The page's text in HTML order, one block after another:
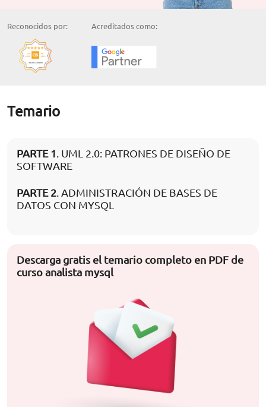
Reconocidos por: Acreditados como:
Temario
PARTE 1. UML 2.0: PATRONES DE DISEÑO DE
SOFTWARE
PARTE 2. ADMINISTRACIÓN DE BASES DE
DATOS CON MYSQL
Descarga gratis el temario completo en PDF de
curso analista mysql